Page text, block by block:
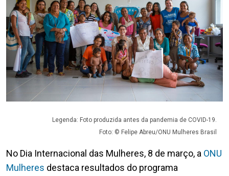
Legenda: Foto produzida antes da pandemia de COVID-19.
Foto: © Felipe Abreu/ONU Mulheres Brasil
No Dia Internacional das Mulheres, 8 de março, a ONU
Mulheres destaca resultados do programa